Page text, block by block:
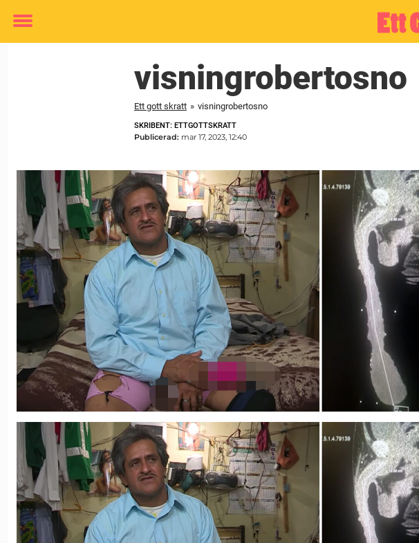
Toggle
visningrobertosno
Ett gott skratt » visningrobertosno
SKRIBENT: ETTGOTTSKRATT
Publicerad: mar 17, 2023, 12:40